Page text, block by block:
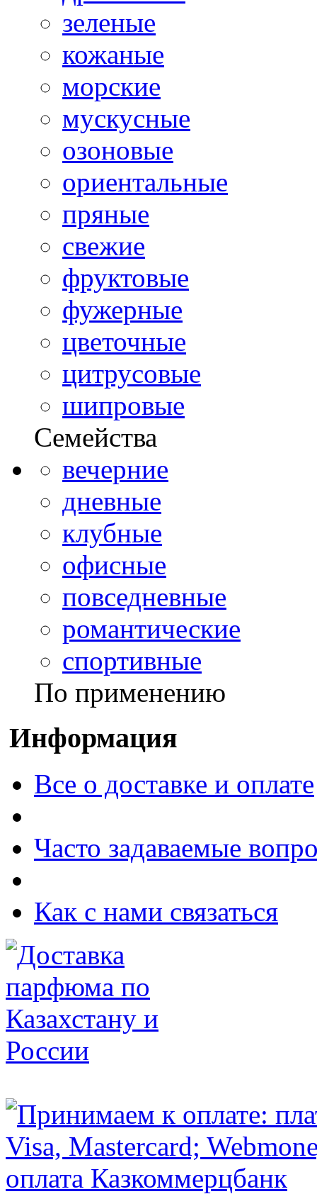
зеленые
кожаные
морские
мускусные
озоновые
ориентальные
пряные
свежие
фруктовые
фужерные
цветочные
цитрусовые
шипровые
Семейства
вечерние
дневные
клубные
офисные
повседневные
романтические
спортивные
По применению
Информация
Все о доставке и оплате
Часто задаваемые
Как с нами связаться